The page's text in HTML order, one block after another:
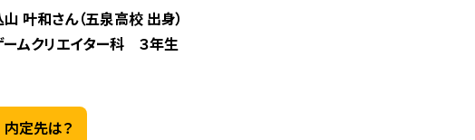
山 叶和さん（五泉高校 出身）
ームクリエイター科 ３年生
内定先は？